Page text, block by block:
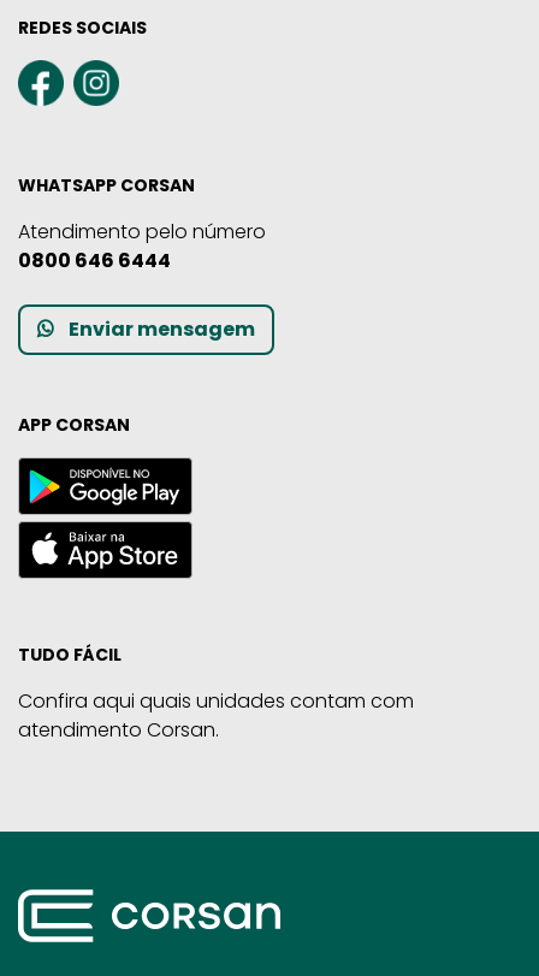
REDES SOCIAIS
WHATSAPP CORSAN
Atendimento pelo número
0800 646 6444
Enviar mensagem
APP CORSAN
TUDO FÁCIL
Confira aqui quais unidades contam com
atendimento Corsan.